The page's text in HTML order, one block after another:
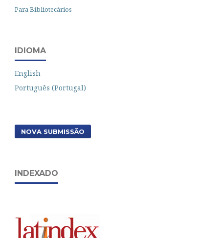
Para Bibliotecários
IDIOMA
English
Português (Portugal)
NOVA SUBMISSÃO
INDEXADO